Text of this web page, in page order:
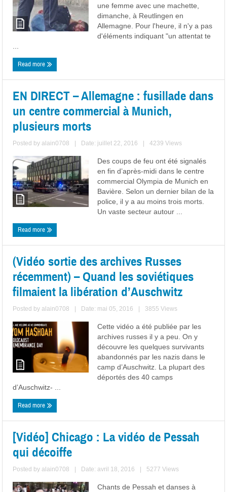
une femme avec une machette,
dimanche, à Reutlingen en
Allemagne. Pour l'heure, il n'y a pas
d'éléments indiquant "un attentat te
Read more
EN DIRECT – Allemagne : fusillade dans
un centre commercial à Munich,
plusieurs morts
Posted byalain0708 Date: juillet 22, 2016 4239 Views
Des coups de feu ont été signalés
en fin d’après-midi dans le centre
commercial Olympia de Munich en
Bavière. Selon un dernier bilan de la
police, il y a au moins trois morts.
Un vaste secteur autour ...
Read more
(Vidéo sortie des archives Russes
récemment) – Quand les soviétiques
filmaient la libération d’Auschwitz
Posted byalain0708 Date: mai 05, 2016 3855 Views
Cette vidéo a été publiée par les
archives russes il y a peu. On y
découvre les quelques survivants
abandonnés par les nazis dans le
camp d’Auschwitz. La plupart des
déportés des 40 camps
d’Auschwitz- ...
Read more
[Vidéo] Chicago : La vidéo de Pessah
qui décoiffe
Posted byalain0708 Date: avril 18, 2016 5277 Views
Chants de Pessah et danses à